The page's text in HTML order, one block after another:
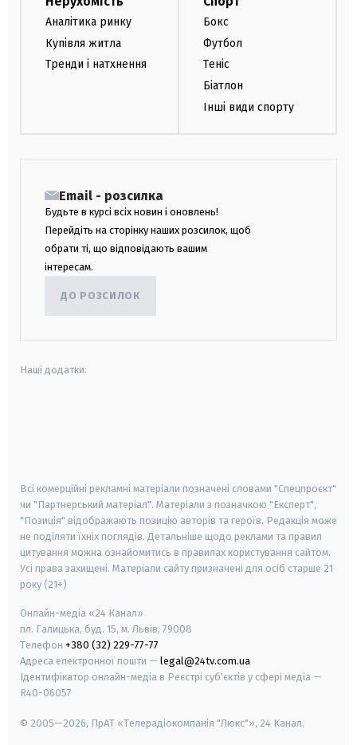
Аналітика ринку
Купівля житла
Тренди і натхнення
Бокс
Футбол
Теніс
Біатлон
Інші види спорту
Email - розсилка
Будьте в курсі всіх новин і оновлень!
Перейдіть на сторінку наших розсилок, щоб
обрати ті, що відповідають вашим
інтересам.
ДО РОЗСИЛОК
Наші додатки:
Всі комерційні рекламні матеріали позначені словами "Спецпроєкт"
чи "Партнерський матеріал". Матеріали з позначкою "Експерт",
"Позиція" відображають позицію авторів та героїв. Редакція може
не поділяти їхніх поглядів. Детальніше щодо реклами та правил
цитування можна ознайомитись в правилах користування сайтом.
Усі права захищені. Матеріали сайту призначені для осіб старше 21
року (21+)
Онлайн-медіа «24 Канал»
пл. Галицька, буд. 15, м. Львів, 79008
Телефон +380 (32) 229-77-77
Адреса електронної пошти — legal@24tv.com.ua
Ідентифікатор онлайн-медіа в Реєстрі суб'єктів у сфері медіа —
R40-06057
© 2005—2026, ПрАТ «Телерадіокомпанія "Люкс"», 24 Канал.